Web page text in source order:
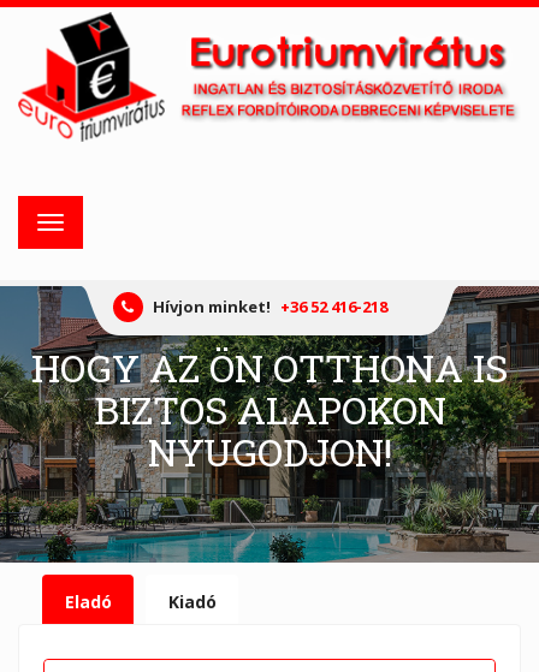
Toggle
navigation
Hívjon minket! +36 52 416-218
HOGY AZ ÖN OTTHONA IS
BIZTOS ALAPOKON
NYUGODJON!
Eladó Kiadó